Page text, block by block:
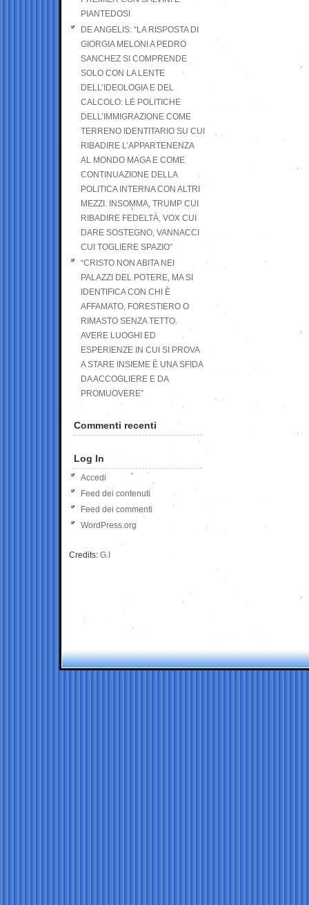
PIANTEDOSI
DE ANGELIS: “LA RISPOSTA DI
GIORGIA MELONI A PEDRO
SANCHEZ SI COMPRENDE
SOLO CON LA LENTE
DELL’IDEOLOGIA E DEL
CALCOLO: LE POLITICHE
DELL’IMMIGRAZIONE COME
TERRENO IDENTITARIO SU CUI
RIBADIRE L’APPARTENENZA
AL MONDO MAGA E COME
CONTINUAZIONE DELLA
POLITICA INTERNA CON ALTRI
MEZZI. INSOMMA, TRUMP CUI
RIBADIRE FEDELTÀ, VOX CUI
DARE SOSTEGNO, VANNACCI
CUI TOGLIERE SPAZIO”
“CRISTO NON ABITA NEI
PALAZZI DEL POTERE, MA SI
IDENTIFICA CON CHI È
AFFAMATO, FORESTIERO O
RIMASTO SENZA TETTO.
AVERE LUOGHI ED
ESPERIENZE IN CUI SI PROVA
A STARE INSIEME È UNA SFIDA
DA ACCOGLIERE E DA
PROMUOVERE”
Commenti recenti
Log In
Accedi
Feed dei contenuti
Feed dei commenti
WordPress.org
Credits: G.I